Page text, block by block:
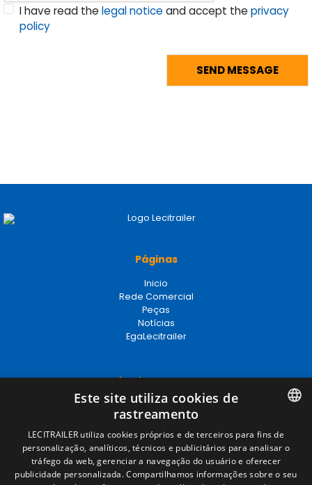
I have read thelegal noticeand accept theprivacy
policy
Páginas
Inicio
Rede Comercial
Peças
Notícias
EgaLecitrailer
Términos legales
Aviso legal
Política de privacidade
Política de cookies
Condições Gerais de Venda
Gerenciar cookies
SPANISH
ENGLISH
FRENCH
Este site utiliza cookies de
rastreamento
LECITRAILER utiliza cookies próprios e de terceiros para fins de
personalização, analíticos, técnicos e publicitários para analisar o
tráfego da web, gerenciar a navegação do usuário e oferecer
publicidade personalizada. Compartilhamos informações sobre o seu